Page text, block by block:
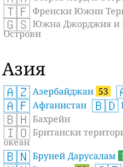
🇹🇫 Френски Южни
🇬🇸 Южна Джорджия и
Острови
Азия
🇦🇿 Азербайджан 53
🇦🇫 Афганистан 🇧🇩
🇧🇭 Бахрейн
🇮🇴 Британски
океан
🇧🇳 Бруней Дарусалам